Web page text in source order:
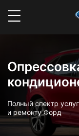
Полный спектр
и ремонту Форд